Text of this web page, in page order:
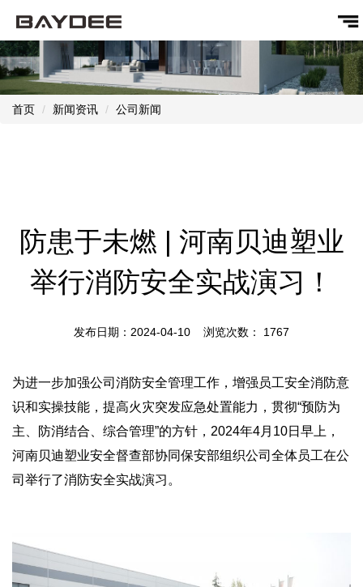
首页 新闻资讯 公司新闻
防患于未燃 | 河南贝迪塑业
举行消防安全实战演习！
发布日期：2024-04-10 浏览次数： 1767
为进一步加强公司消防安全管理工作，增强员工安全消防意
识和实操技能，提高火灾突发应急处置能力，贯彻“预防为
主、防消结合、综合管理”的方针，2024年4月10日早上，
河南贝迪塑业安全督查部协同保安部组织公司全体员工在公
司举行了消防安全实战演习。